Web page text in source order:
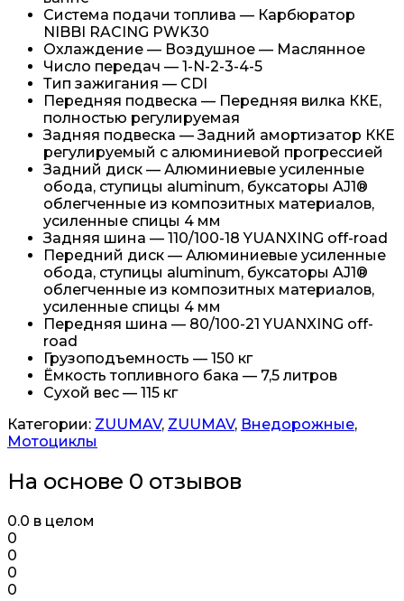
Система подачи топлива — Карбюратор
NIBBI RACING PWK30
Охлаждение — Воздушное — Маслянное
Число передач — 1-N-2-3-4-5
Тип зажигания — CDI
Передняя подвеска — Передняя вилка ККЕ,
полностью регулируемая
Задняя подвеска — Задний амортизатор ККЕ
регулируемый с алюминиевой прогрессией
Задний диск — Алюминиевые усиленные
обода, ступицы aluminum, буксаторы AJ1®
облегченные из композитных материалов,
усиленные спицы 4 мм
Задняя шина — 110/100-18 YUANXING off-road
Передний диск — Алюминиевые усиленные
обода, ступицы aluminum, буксаторы AJ1®
облегченные из композитных материалов,
усиленные спицы 4 мм
Передняя шина — 80/100-21 YUANXING off-
road
Грузоподъемность — 150 кг
Ёмкость топливного бака — 7,5 литров
Сухой вес — 115 кг
Категории: ZUUMAV, ZUUMAV, Внедорожные,
Мотоциклы
На основе 0 отзывов
0.0 в целом
0
0
0
0